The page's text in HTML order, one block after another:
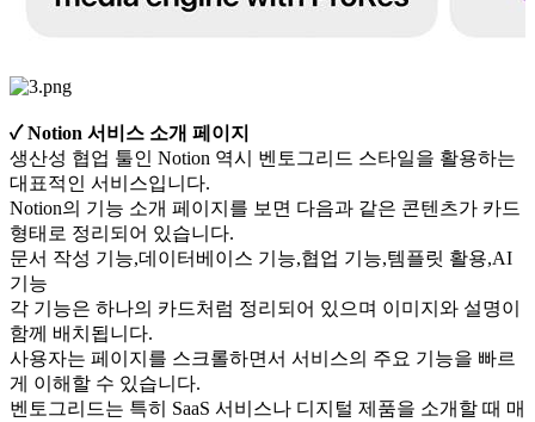
✓ Notion 서비스 소개 페이지
생산성 협업 툴인 Notion 역시 벤토그리드 스타일을 활용하는
대표적인 서비스입니다.
Notion의 기능 소개 페이지를 보면 다음과 같은 콘텐츠가 카드
형태로 정리되어 있습니다.
문서 작성 기능,데이터베이스 기능,협업 기능,템플릿 활용,AI
기능
각 기능은 하나의 카드처럼 정리되어 있으며 이미지와 설명이
함께 배치됩니다.
사용자는 페이지를 스크롤하면서 서비스의 주요 기능을 빠르
게 이해할 수 있습니다.
벤토그리드는 특히 SaaS 서비스나 디지털 제품을 소개할 때 매